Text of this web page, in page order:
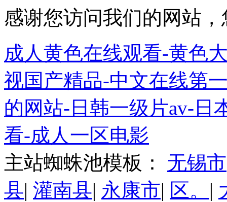
感谢您访问我们的网站
成人黄色在线观看-黄色
视国产精品-中文在线第
的网站-日韩一级片av-日
看-成人一区电影
主站蜘蛛池模板： 无锡市
县| 灌南县| 永康市| 区。 |